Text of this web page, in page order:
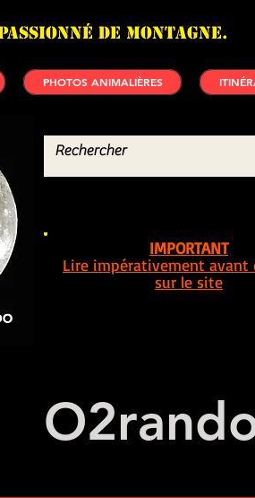
de montagne.
PHOTOS ANIMALIÈRES
IMPORTANT
Lire impérativement avant
sur le site
O2